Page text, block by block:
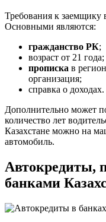
Требования к заемщику
Основными являются:
гражданство РК;
возраст от 21 года;
прописка в
организация;
справка о доходах.
Дополнительно может
количество лет
Казахстане можно на
автомобиль.
Автокредиты,
банками